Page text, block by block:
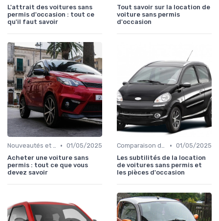
L'attrait des voitures sans
permis d'occasion : tout ce
qu'il faut savoir
Tout savoir sur la location de
voiture sans permis
d'occasion
Nouveautés et Tendances • 01/05/2025
Acheter une voiture sans
permis : tout ce que vous
devez savoir
Comparaison des Modèles • 01/05/2025
Les subtilités de la location
de voitures sans permis et
les pièces d'occasion